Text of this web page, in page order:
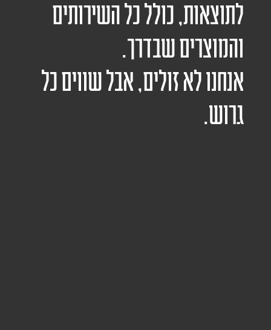
לתוצאות, כולל כל השירותים
והמוצרים שבדרך.
אנחנו לא זולים, אבל שווים כל
גרוש.